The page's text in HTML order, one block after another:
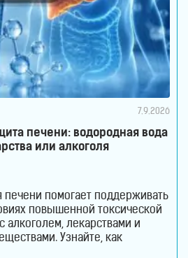
7.9.2026
печени: водородная вода
или алкоголя
печени помогает поддерживать
повышенной токсической
алкоголем, лекарствами и
Узнайте, как